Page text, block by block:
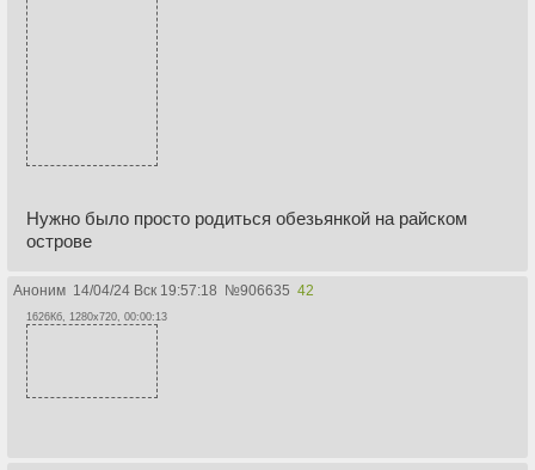
Нужно было просто родиться обезьянкой на райском
острове
Аноним 14/04/24 Вск 19:57:18 №906635 42
1626Кб, 1280x720, 00:00:13